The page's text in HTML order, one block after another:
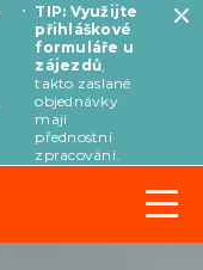
TIP: Využijte
přihláškové
formuláře u
zájezdů
takto zaslané
objednávky
mají
přednostní
zpracování.